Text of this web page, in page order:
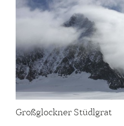
Großglockner Stüdlgrat